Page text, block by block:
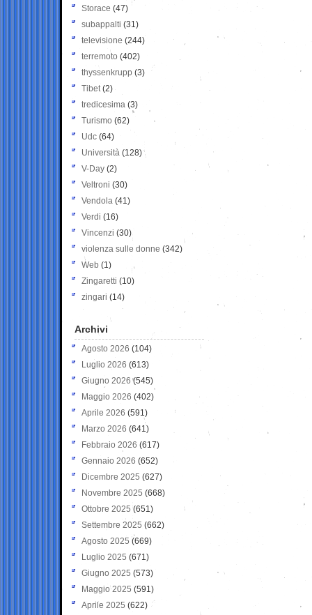
Storace (47)
subappalti (31)
televisione(244)
terremoto (402)
thyssenkrupp (3)
Tibet(2)
tredicesima (3)
Turismo (62)
Udc (64)
Università (128)
V-Day (2)
Veltroni (30)
Vendola (41)
Verdi (16)
Vincenzi (30)
violenza sulle donne (342)
Web (1)
Zingaretti (10)
zingari (14)
Archivi
Agosto 2026 (104)
Luglio 2026 (613)
Giugno 2026 (545)
Maggio 2026 (402)
Aprile 2026 (591)
Marzo 2026 (641)
Febbraio 2026 (617)
Gennaio 2026 (652)
Dicembre 2025 (627)
Novembre 2025 (668)
Ottobre 2025 (651)
Settembre 2025 (662)
Agosto 2025 (669)
Luglio 2025 (671)
Giugno 2025 (573)
Maggio 2025 (591)
Aprile 2025 (622)